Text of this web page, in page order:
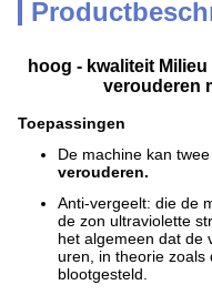
hoog - kwaliteit
verouderen
Toepassingen
De machine kan
verouderen.
Anti-vergeelt: die de
de zon ultraviolette
het algemeen dat de
uren, in theorie zoals
blootgesteld.